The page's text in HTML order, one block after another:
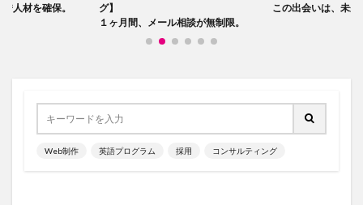
人材を確保。
グ】
１ヶ月間、メール相談が無制限。
この出会いは、未来
Web制作 英語プログラム 採用 コンサルティング